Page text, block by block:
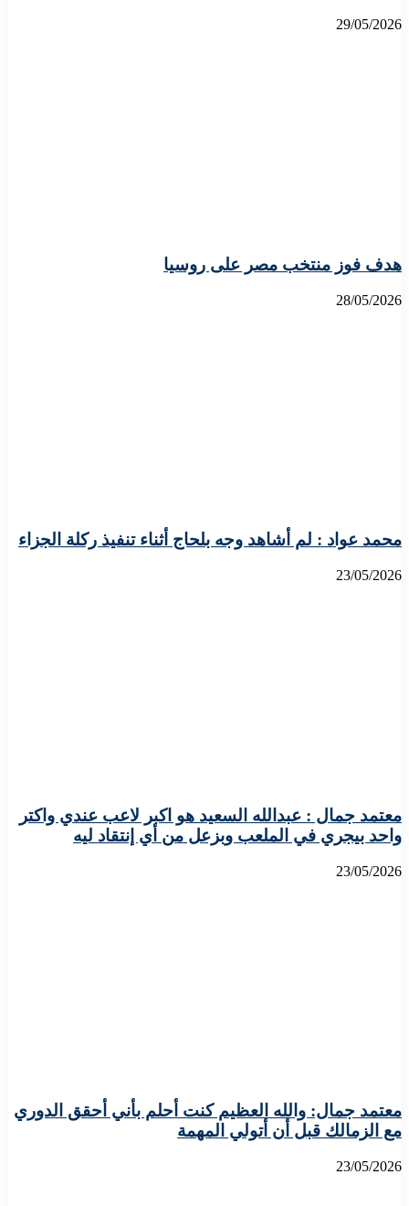
29/05/2026
هدف فوز منتخب مصر على روسيا
28/05/2026
محمد عواد : لم أشاهد وجه بلحاج أثناء تنفيذ ركلة الجزاء
23/05/2026
معتمد جمال : عبدالله السعيد هو اكبر لاعب عندي واكتر
واحد بيجري في الملعب وبزعل من أي إنتقاد ليه
23/05/2026
معتمد جمال: والله العظيم كنت أحلم بأني أحقق الدوري
مع الزمالك قبل أن أتولي المهمة
23/05/2026